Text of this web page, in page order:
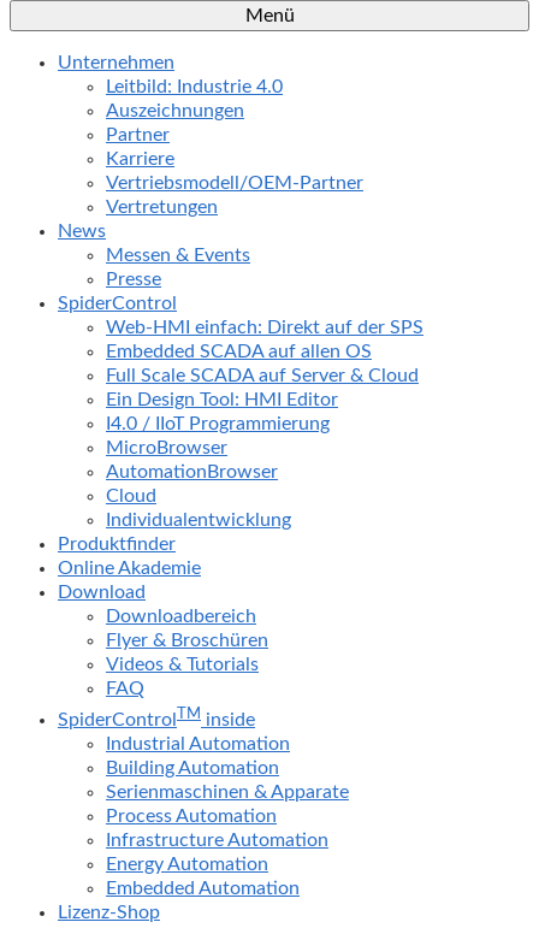
Menü
Unternehmen
Leitbild: Industrie 4.0
Auszeichnungen
Partner
Karriere
Vertriebsmodell/OEM-Partner
Vertretungen
News
Messen & Events
Presse
SpiderControl
Web-HMI einfach: Direkt auf der SPS
Embedded SCADA auf allen OS
Full Scale SCADA auf Server & Cloud
Ein Design Tool: HMI Editor
I4.0 / IIoT Programmierung
MicroBrowser
AutomationBrowser
Cloud
Individualentwicklung
Produktfinder
Online Akademie
Download
Downloadbereich
Flyer & Broschüren
Videos & Tutorials
FAQ
SpiderControl TM inside
Industrial Automation
Building Automation
Serienmaschinen & Apparate
Process Automation
Infrastructure Automation
Energy Automation
Embedded Automation
Lizenz-Shop